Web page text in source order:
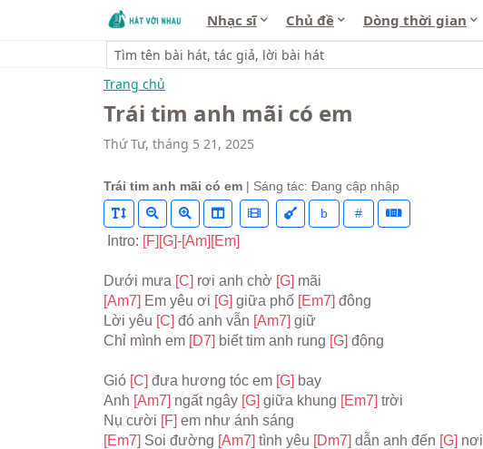
Nhạc sĩ Chủ đề Dòng thời gian
Trang chủ
Trái tim anh mãi có em
Thứ Tư, tháng 5 21, 2025
Trái tim anh mãi có em | Sáng tác: Đang cập nhập
b
#
Intro: [F] [G]-[Am] [Em]
Dưới mưa [C] rơi anh chờ [G] mãi
[Am7] Em yêu ơi [G] giữa phố [Em7] đông
Lời yêu [C] đó anh vẫn [Am7] giữ
Chỉ mình em [D7] biết tim anh rung [G] động
Gió [C] đưa hương tóc em [G] bay
Anh [Am7] ngất ngây [G] giữa khung [Em7] trời
Nụ cười [F] em như ánh sáng
[Em7] Soi đường [Am7] tình yêu [Dm7] dẫn anh đến [G] nơi